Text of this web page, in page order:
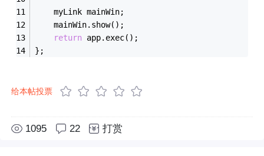
    myLink mainWin;
    mainWin.show();
return app.exec();
};
给本帖投票
1095 22 打赏